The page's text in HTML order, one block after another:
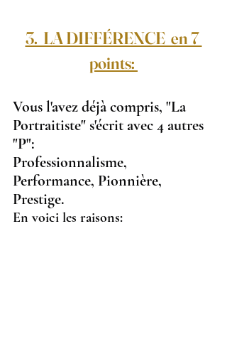
3.  LA DIFFÉRENCE  en 7
points:
Vous l'avez déjà compris, "La
Portraitiste" s'écrit avec 4 autres
"P":
Professionnalisme,
Performance, Pionnière,
Prestige.
En voici les raisons: